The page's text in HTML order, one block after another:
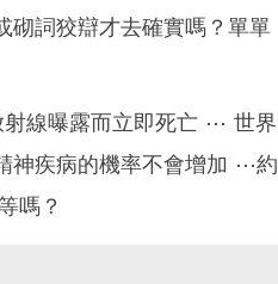
砌詞狡辯才去確實嗎？單單
射線曝露而立即死亡 ⋯ 世界
神疾病的機率不會增加 ⋯約
嗎？